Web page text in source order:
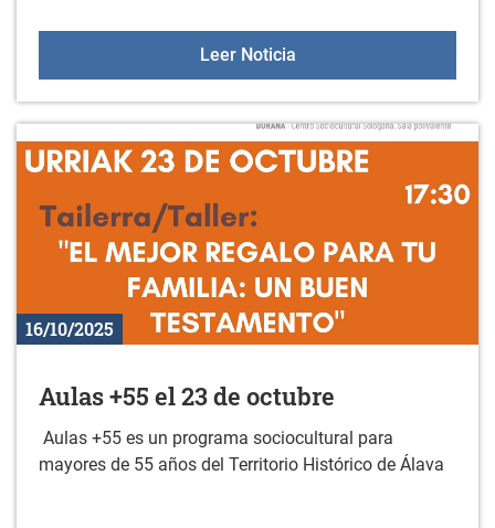
Leer NoticiaXX. Concurso de
16/10/2025
Aulas +55 el 23 de octubre
Aulas +55 es un programa sociocultural para
mayores de 55 años del Territorio Histórico de Álava